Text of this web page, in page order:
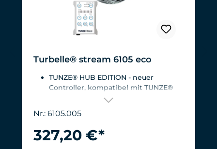
Turbelle® stream 6105 eco
TUNZE® HUB EDITION - neuer
Controller, kompatibel mit TUNZE®
Liter.Strömungsleistung: ca. 3.000 bis
12.000 l/h bei 12 V mit Turbelle®
Controller
Nr.: 6105.005
327,20 €*